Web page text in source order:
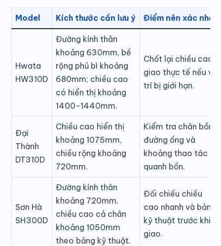
Model Kích thước cần lưu ý Điểm nên xác nhận
Hwata
HW310D
Đường kính thân
khoảng 630mm, bề
rộng phủ bì khoảng
680mm; chiều cao
có hiển thị khoảng
1400-1440mm.
Chốt lại chiều cao
giao thực tế nếu vị
trí bị giới hạn.
Đại
Thành
DT310D
Chiều cao hiển thị
khoảng 1075mm,
chiều rộng khoảng
720mm.
Kiểm tra chân bồn,
đường ống và
khoảng thao tác
quanh bồn.
Sơn Hà
SH300D
Đường kính thân
khoảng 720mm,
chiều cao cả chân
khoảng 1050mm
theo bảng kỹ thuật.
Đối chiếu chiều
cao nhanh và bảng
kỹ thuật trước khi
giao.